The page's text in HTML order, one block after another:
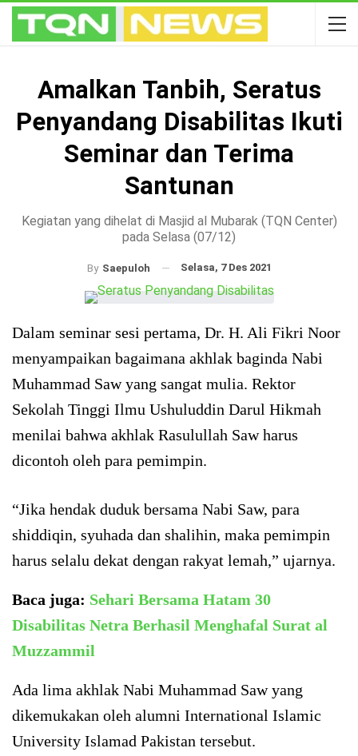
Amalkan Tanbih, Seratus
Penyandang Disabilitas Ikuti
Seminar dan Terima
Santunan
Kegiatan yang dihelat di Masjid al Mubarak (TQN Center)
pada Selasa (07/12)
By Saepuloh Selasa, 7 Des 2021
Dalam seminar sesi pertama, Dr. H. Ali Fikri Noor
menyampaikan bagaimana akhlak baginda Nabi
Muhammad Saw yang sangat mulia. Rektor
Sekolah Tinggi Ilmu Ushuluddin Darul Hikmah
menilai bahwa akhlak Rasulullah Saw harus
dicontoh oleh para pemimpin.
“Jika hendak duduk bersama Nabi Saw, para
shiddiqin, syuhada dan shalihin, maka pemimpin
harus selalu dekat dengan rakyat lemah,” ujarnya.
Baca juga: Sehari Bersama Hatam 30
Disabilitas Netra Berhasil Menghafal Surat al
Muzzammil
Ada lima akhlak Nabi Muhammad Saw yang
dikemukakan oleh alumni International Islamic
University Islamad Pakistan tersebut.